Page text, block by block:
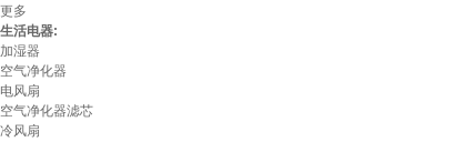
更多
生活电器:
加湿器
空气净化器
电风扇
空气净化器滤芯
冷风扇